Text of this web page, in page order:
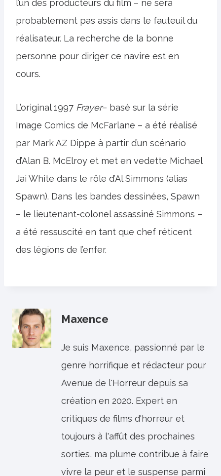
l’un des producteurs du film – ne sera
probablement pas assis dans le fauteuil du
réalisateur. La recherche de la bonne
personne pour diriger ce navire est en
cours.
L’original 1997 Frayer– basé sur la série
Image Comics de McFarlane – a été réalisé
par Mark AZ Dippe à partir d’un scénario
d’Alan B. McElroy et met en vedette Michael
Jai White dans le rôle d’Al Simmons (alias
Spawn). Dans les bandes dessinées, Spawn
– le lieutenant-colonel assassiné Simmons –
a été ressuscité en tant que chef réticent
des légions de l’enfer.
Maxence
Je suis Maxence, passionné par le
genre horrifique et rédacteur pour
Avenue de l'Horreur depuis sa
création en 2020. Expert en
critiques de films d'horreur et
toujours à l'affût des prochaines
sorties, ma plume contribue à faire
vivre la peur et le suspense parmi